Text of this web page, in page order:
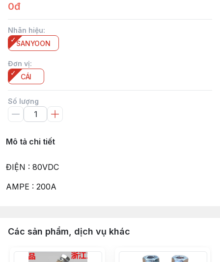
0đ
Nhãn hiệu:
SANYOON
Đơn vị:
CÁI
Số lượng
Mô tả chi tiết
ĐIỆN : 80VDC
AMPE : 200A
Các sản phẩm, dịch vụ khác